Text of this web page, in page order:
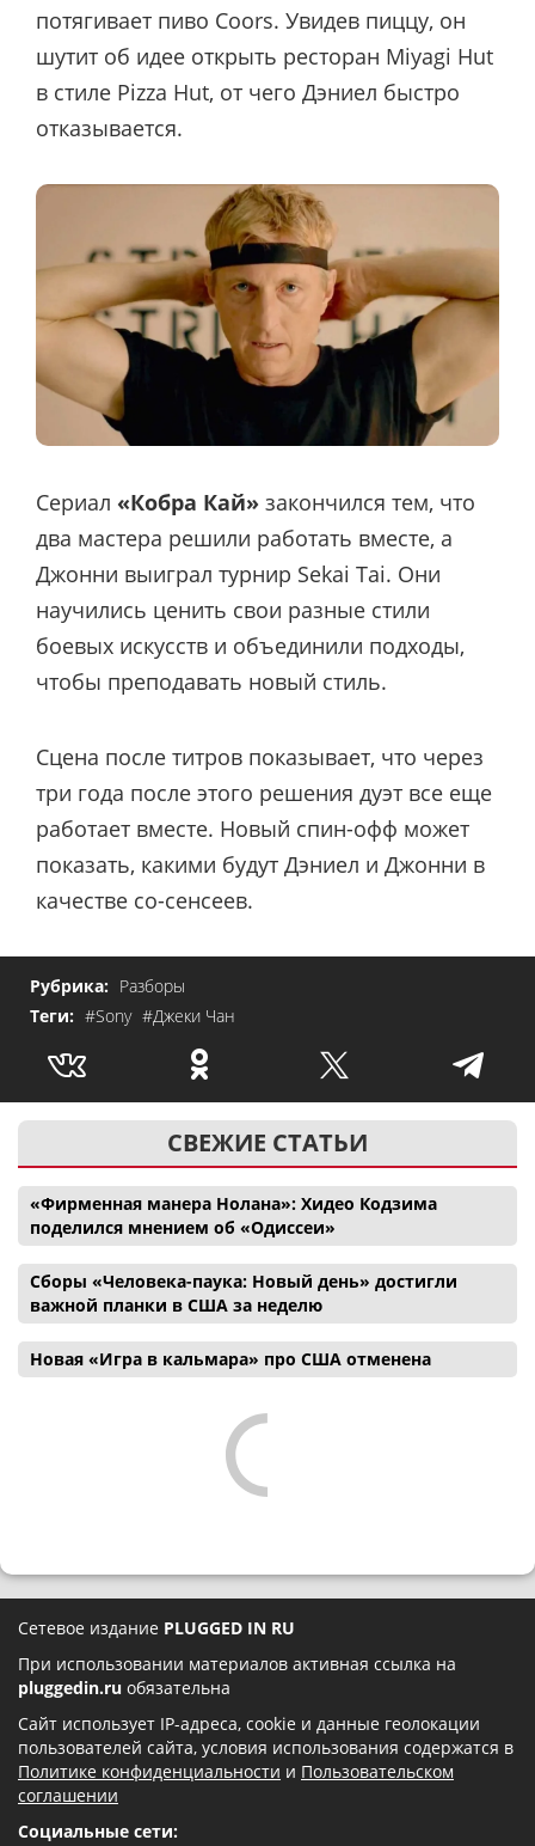
потягивает пиво Coors. Увидев пиццу, он
шутит об идее открыть ресторан Miyagi Hut
в стиле Pizza Hut, от чего Дэниел быстро
отказывается.
Сериал «Кобра Кай» закончился тем, что
два мастера решили работать вместе, а
Джонни выиграл турнир Sekai Tai. Они
научились ценить свои разные стили
боевых искусств и объединили подходы,
чтобы преподавать новый стиль.
Сцена после титров показывает, что через
три года после этого решения дуэт все еще
работает вместе. Новый спин-офф может
показать, какими будут Дэниел и Джонни в
качестве со-сенсеев.
Рубрика: Разборы
Теги: #Sony #Джеки Чан
СВЕЖИЕ СТАТЬИ
«Фирменная манера Нолана»: Хидео Кодзима
поделился мнением об «Одиссеи»
Сборы «Человека-паука: Новый день» достигли
важной планки в США за неделю
Новая «Игра в кальмара» про США отменена
Сетевое издание PLUGGED IN RU
При использовании материалов активная ссылка на
pluggedin.ru обязательна
Сайт использует IP-адреса, cookie и данные геолокации
пользователей сайта, условия использования содержатся в
Политике конфиденциальности и Пользовательском
соглашении
Социальные сети: